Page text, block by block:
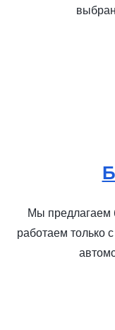
Мы предлагаем
работаем